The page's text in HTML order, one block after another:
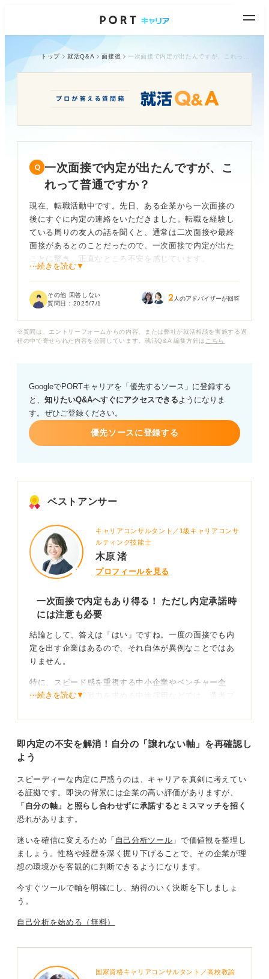
トップ 就活Q&A 面接後
一次面接で内定が出たんですが、こ
れって普通ですか？
現在、転職活動中です。先日、ある企業から一次面接の
後にすぐに内定の連絡をいただきました。転職を経験し
ている周りの友人の話を聞くと、通常は二次面接や最終
面接があるとのことだったので、一次面接で内定が出た
ことに驚き、正直なところ不安を感じています。
り人気がないのではないか、あるいは何かほかに理由が
このままこの内定を承諾して良いのか、それとも慎重に
また、一次面接で内定出るというのは、企業にとってど
のような意図があるのでしょうか？ このような場合、ほ
かに確認すべきことや、入社をして良いのかどうか企業
を見極めるためのアドバイスがあれば教えてください。
⋯続きを読む▼
その他 回答しない
質問日： 2025/7/1 2 人のアドバイザーが回答
※質問は、エントリーフォームからの内容、または弊社が就活相談を実施する過
程の中で寄せられた内容を公開しています。就活Q&A 編集方針は こちら
GoogleでPORTキャリアを「優先するソース」に登録する
と、 知りたいQ&Aへすぐにアクセスできるようになりま
す。ぜひご登録ください。
優先ソースに登録する
ベストアンサー
キャリアコンサルタント／1級キャリアコンサ
ルティング技能士
木原 渚
プロフィールを見る
一次面接で内定もあり得る！ ただし内定承諾時
には注意も必要
結論として、答えは「はい」ですね。一度の面接でも内
定を出す企業はあるので、それ自体が異例なことではあ
りません。
特に、スピード感を重視する中小企業やベンチャー企
業、あるいは即戦力を求める中途採用などでは、選考プ
ら、選考回数が少ないケースは十分に考えられます。
「内定」という言葉に跳びつかず冷静に企業との相
性を判断しよう
ただ、ここで重要になるのは、その内定が出た「理由」
をあなた自身でもきちんと見極めることです。
その企業が一次面接で内定を出したのは、単に人手不足
で「とにかく誰でも良いから来てほしい」という理由か
らなのか、それとも、一度の面接でもあなたをしっかり
評価でき、あなた自身も企業のことを深く理解できたか
か、納得感があるかなどをしっかりと確認して決断しま
1
⋯続きを読む▼
即内定の不安を解消！自分の「譲れない軸」を再確認し
よう
スピーディーな内定に戸惑うのは、キャリアを真剣に考えてい
る証拠です。即決の背景には企業の高い評価がありますが、
「自分の軸」と照らし合わせずに承諾するとミスマッチを招く
恐れがあります。
迷いを確信に変えるため「 自己分析ツール 」で価値観を整理し
ましょう。性格や経歴を深く掘り下げる ことで、 その企業が理
想の環境かを客観的に判断できるようになります。
今すぐツールで軸を明確にし、納得のいく決断を下しましょ
う。
自己分析を始める（無料）
国家資格キャリアコンサルタント／高校教諭